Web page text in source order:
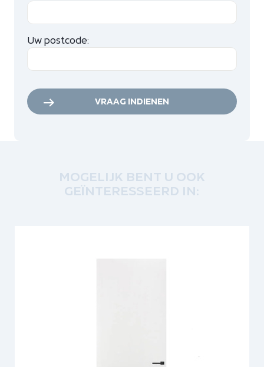
Uw postcode:
VRAAG INDIENEN
MOGELIJK BENT U OOK
GEÏNTERESSEERD IN: